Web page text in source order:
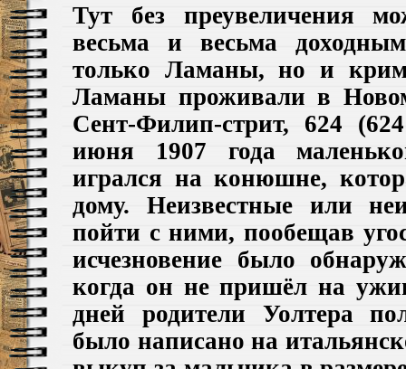
Тут без преувеличения
весьма и весьма
только Ламаны,но и
Ламаны проживалив
Сент-Филип-стрит, 624
июня 1907 года
игрался на конюшне,
дому. Неизвестные или
пойти с ними,пообещав
исчезновение было
когда он не пришёл на
дней родители Уолтера
было написано на